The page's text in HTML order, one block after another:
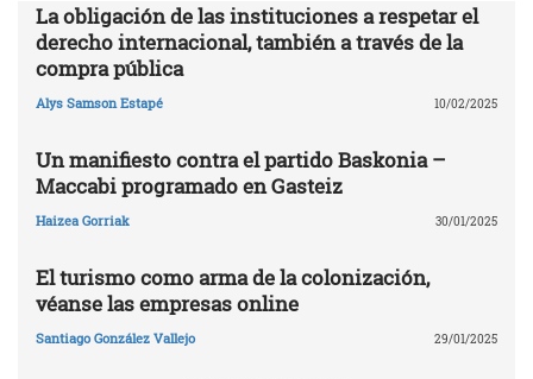
La obligación de las instituciones a respetar el
derecho internacional, también a través de la
compra pública
Alys Samson Estapé 10/02/2025
Un manifiesto contra el partido Baskonia –
Maccabi programado en Gasteiz
Haizea Gorriak 30/01/2025
El turismo como arma de la colonización,
véanse las empresas online
Santiago González Vallejo 29/01/2025